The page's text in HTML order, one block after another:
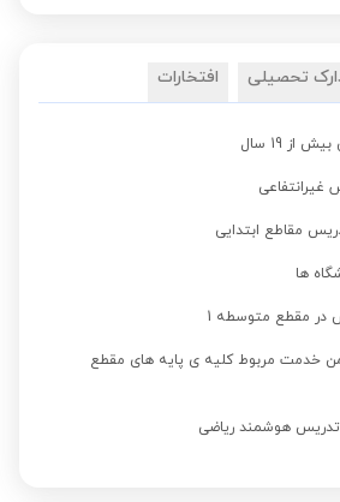
تحصیلی افتخارات
19 سال
غیرانتفاعی
مقاطع ابتدایی
ها
خدمت مربوط کلیه ی پایه های مقطع
تدریس هوشمند ریاضی